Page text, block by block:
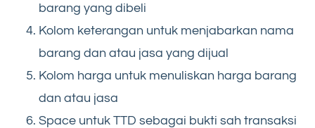
barang yang dibeli
Kolom keterangan untuk menjabarkan nama
barang dan atau jasa yang dijual
Kolom harga untuk menuliskan harga barang
dan atau jasa
Space untuk TTD sebagai bukti sah transaksi